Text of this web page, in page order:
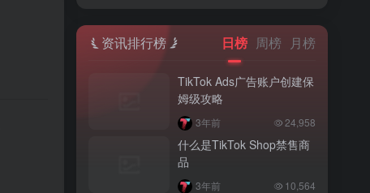
资讯排行榜 日榜 周榜 月榜
TikTok Ads广告账户创建保
姆级攻略
3年前 24,958
什么是TikTok Shop禁售商
品
3年前 10,564